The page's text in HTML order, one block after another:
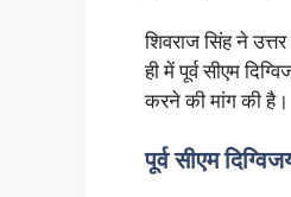
शिवराज सिंह ने
ही में पूर्व सीएम
करने की मांग की है।
पूर्व सीएम